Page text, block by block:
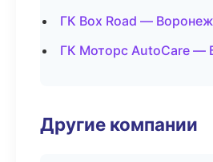
ГК Box Road — Воронеж
ГК Моторс AutoCare —
Другие компании